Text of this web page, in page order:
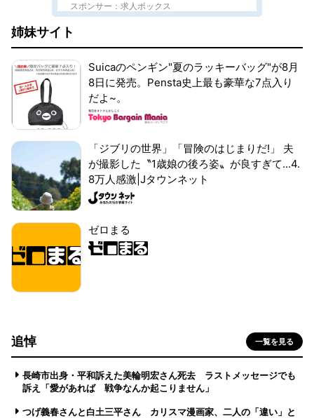
スポンサー：求人ボックス
姉妹サイト
Suicaのペンギン"夏のラッキーバッグ"が8月
8日に発売。Pensta史上最も豪華な7点入り
だよ~。
「ジブリの世界」「冒険のはじまりだ!」 夫
が撮影した〝1歳娘の後ろ姿〟が良すぎて...4.
8万人感激|Jタウンネット
ゼロまる
追悼 一覧を見る
長崎市出身・平和訴えた美輪明宏さん死去 ラストメッセージでも
訴え「愛があれば 戦争なんか起こりません」
つげ義春さんと白土三平さん カリスマ漫画家、二人の「違い」と